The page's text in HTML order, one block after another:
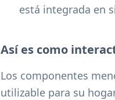
está integrada en
Así es como
Los componentes
utilizable para su